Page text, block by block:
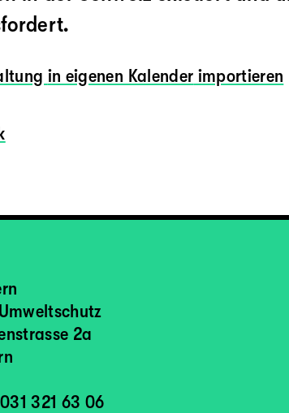
in eigenen Kalender importieren
2a
321 63 06